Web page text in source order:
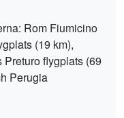
Rom Fiumicino
(19 km),
flygplats (69
Perugia